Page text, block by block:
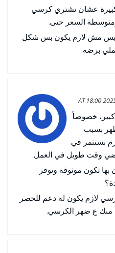
عشان تشتري كرسي
السعر حتى.
بس مش لازم يكون بس شكل
برضه.
خصوصاً
بسبب
نستثمر في
وقت طويل في العمل.
تكون موثوقة وتوفر
لازم يكون له دعم للخصر
منك ع ضهر الكرسي.